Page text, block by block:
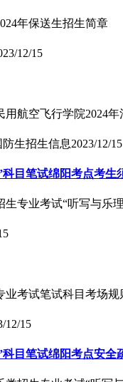
年保送生招生简章
12/15
航空飞行学院2024
生招生信息2023/12/15
目笔试绵阳考点考生
专业考试“听写与乐
业考试笔试科目考场规
12/15
目笔试绵阳考点安全